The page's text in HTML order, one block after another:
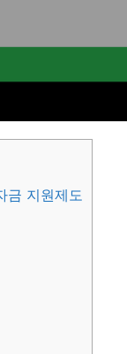
금 지원제도